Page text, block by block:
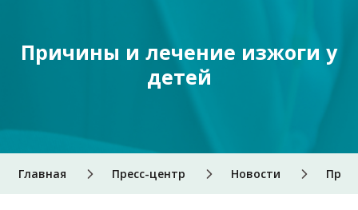
Главная Пресс-центр Новости
Причины и лечение изжоги у
детей